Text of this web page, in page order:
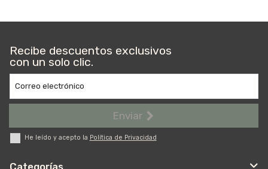
Recibe descuentos exclusivos
con un solo clic.
Correo electrónico
Enviar
He leído y acepto la Política de Privacidad